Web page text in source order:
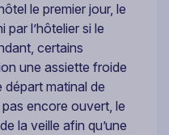
le premier jour, le
l’hôtelier si le
certains
une assiette froide
départ matinal de
pas encore ouvert, le
la veille afin qu’une